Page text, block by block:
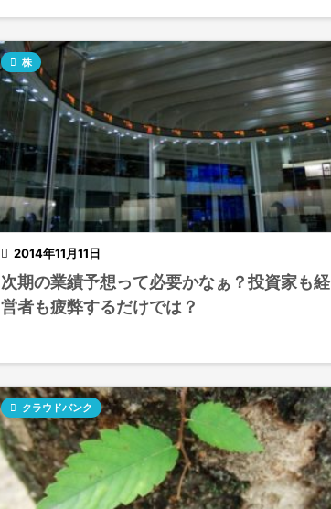
 2014年11月11日
 株
次期の業績予想って必要かなぁ？投資家も経
営者も疲弊するだけでは？
 クラウドバンク